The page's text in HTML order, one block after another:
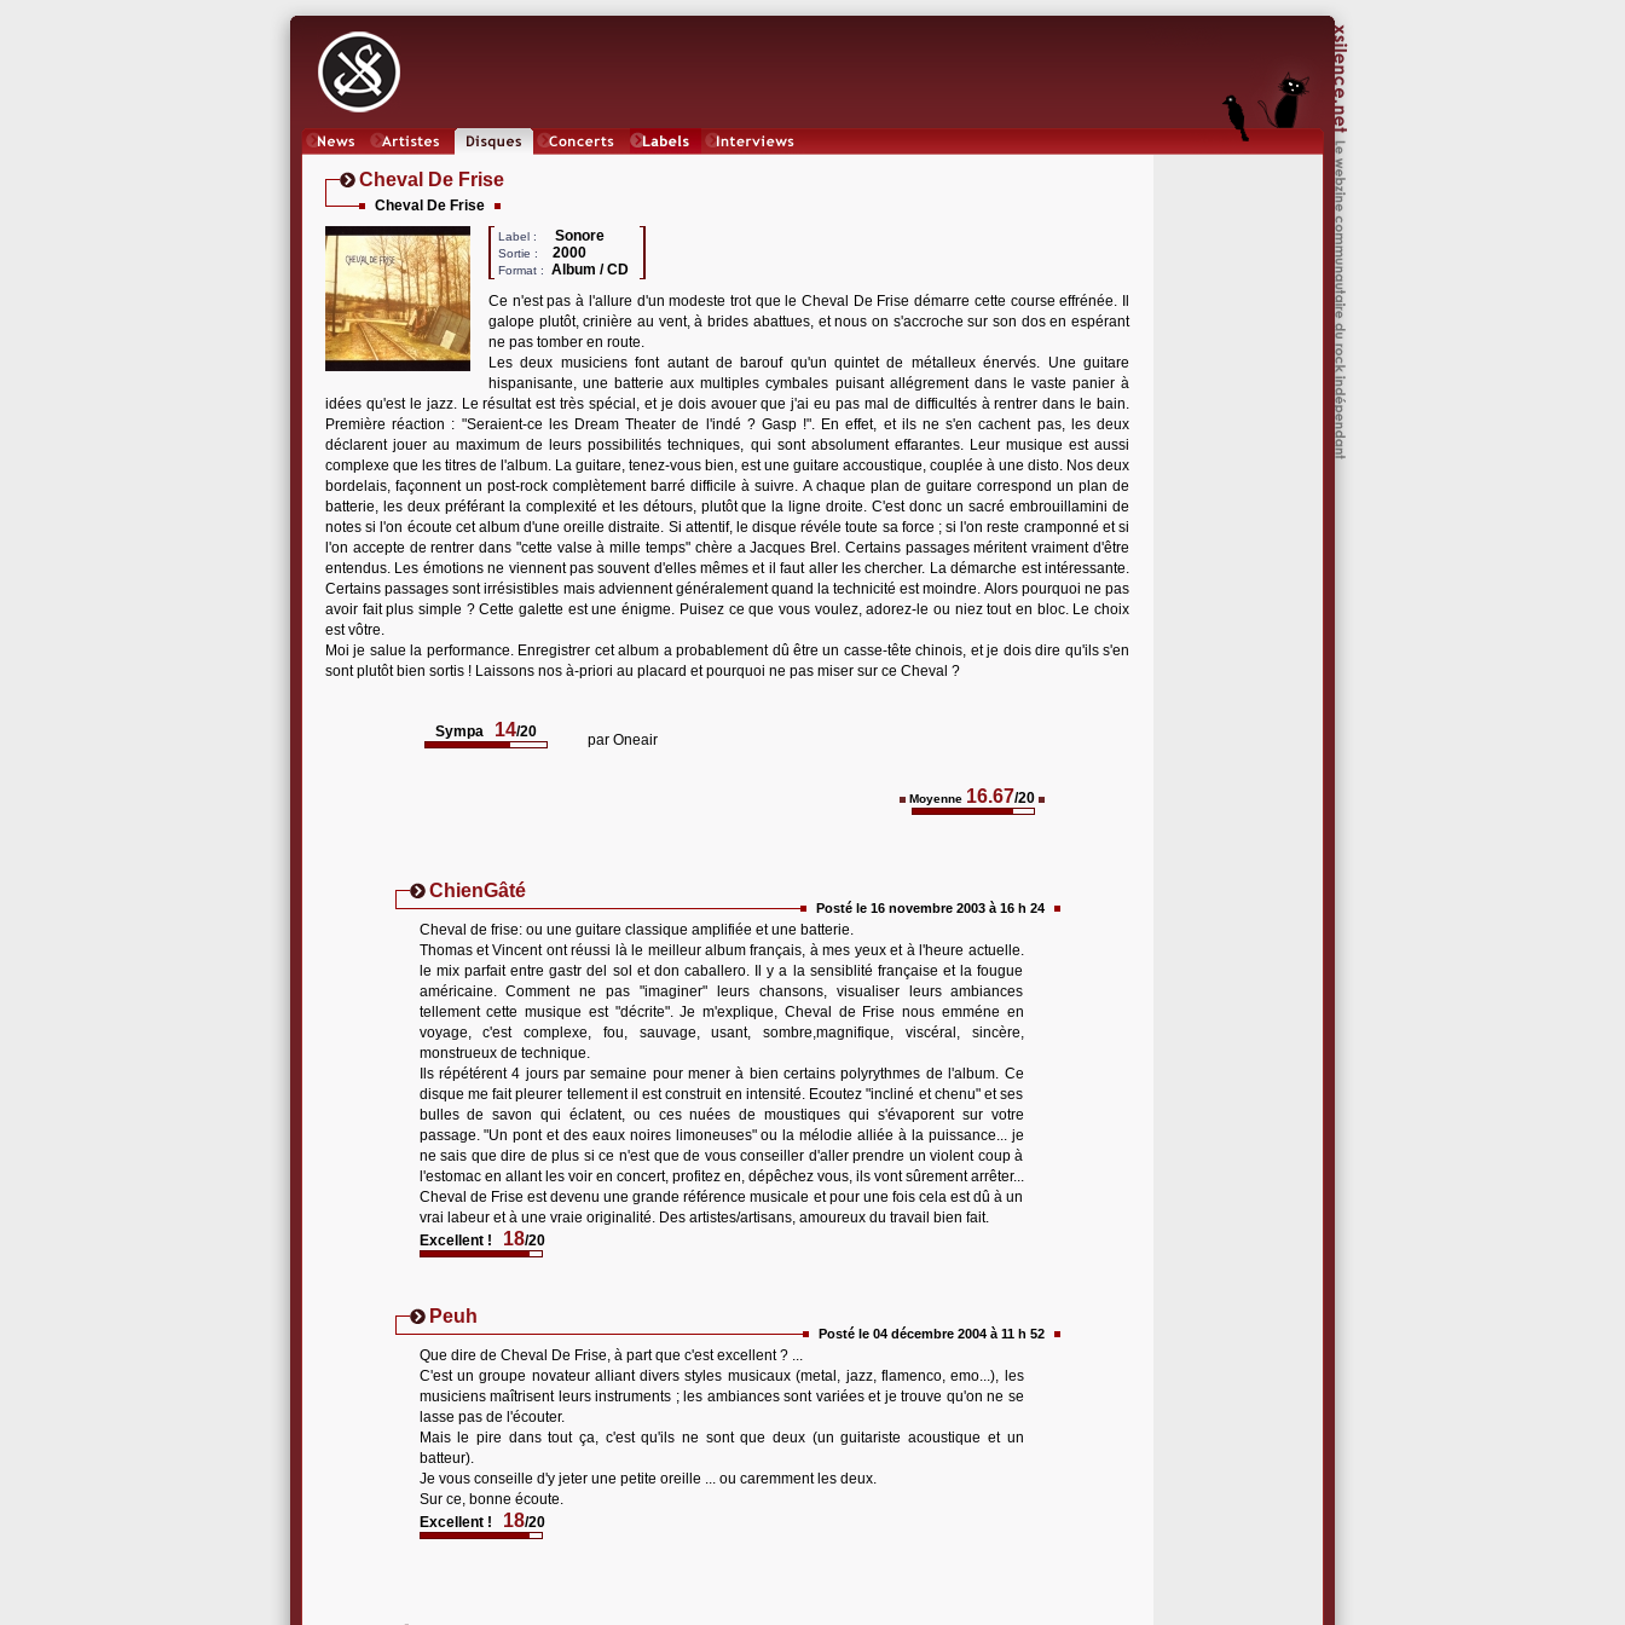
Cheval De Frise
Cheval De Frise
Label : Sonore
Sortie : 2000
Format :
Album / CD
Ce n'est pas à l'allure d'un modeste trot que le Cheval De Frise démarre cette course effrénée. Il
galope plutôt, crinière au vent, à brides abattues, et nous on s'accroche sur son dos en espérant
ne pas tomber en route.
Les deux musiciens font autant de barouf qu'un quintet de métalleux énervés. Une guitare
hispanisante, une batterie aux multiples cymbales puisant allégrement dans le vaste panier à
idées qu'est le jazz. Le résultat est très spécial, et je dois avouer que j'ai eu pas mal de difficultés à rentrer dans le bain.
Première réaction : "Seraient-ce les Dream Theater de l'indé ? Gasp !". En effet, et ils ne s'en cachent pas, les deux
déclarent jouer au maximum de leurs possibilités techniques, qui sont absolument effarantes. Leur musique est aussi
complexe que les titres de l'album. La guitare, tenez-vous bien, est une guitare accoustique, couplée à une disto. Nos deux
bordelais, façonnent un post-rock complètement barré difficile à suivre. A chaque plan de guitare correspond un plan de
batterie, les deux préférant la complexité et les détours, plutôt que la ligne droite. C'est donc un sacré embrouillamini de
notes si l'on écoute cet album d'une oreille distraite. Si attentif, le disque révéle toute sa force ; si l'on reste cramponné et si
l'on accepte de rentrer dans "cette valse à mille temps" chère a Jacques Brel. Certains passages méritent vraiment d'être
entendus. Les émotions ne viennent pas souvent d'elles mêmes et il faut aller les chercher. La démarche est intéressante.
Certains passages sont irrésistibles mais adviennent généralement quand la technicité est moindre. Alors pourquoi ne pas
avoir fait plus simple ? Cette galette est une énigme. Puisez ce que vous voulez, adorez-le ou niez tout en bloc. Le choix
est vôtre.
Moi je salue la performance. Enregistrer cet album a probablement dû être un casse-tête chinois, et je dois dire qu'ils s'en
sont plutôt bien sortis ! Laissons nos à-priori au placard et pourquoi ne pas miser sur ce Cheval ?
Sympa 14/20 par Oneair
Moyenne 16.67/20
ChienGâté
Posté le 16 novembre 2003 à 16 h 24
Cheval de frise: ou une guitare classique amplifiée et une batterie.
Thomas et Vincent ont réussi là le meilleur album français, à mes yeux et à l'heure actuelle.
le mix parfait entre gastr del sol et don caballero. Il y a la sensiblité française et la fougue
américaine. Comment ne pas "imaginer" leurs chansons, visualiser leurs ambiances
tellement cette musique est "décrite". Je m'explique, Cheval de Frise nous emméne en
voyage, c'est complexe, fou, sauvage, usant, sombre,magnifique, viscéral, sincère,
monstrueux de technique.
Ils répétérent 4 jours par semaine pour mener à bien certains polyrythmes de l'album. Ce
disque me fait pleurer tellement il est construit en intensité. Ecoutez "incliné et chenu" et ses
bulles de savon qui éclatent, ou ces nuées de moustiques qui s'évaporent sur votre
passage. "Un pont et des eaux noires limoneuses" ou la mélodie alliée à la puissance... je
ne sais que dire de plus si ce n'est que de vous conseiller d'aller prendre un violent coup à
l'estomac en allant les voir en concert, profitez en, dépêchez vous, ils vont sûrement arrêter...
Cheval de Frise est devenu une grande référence musicale et pour une fois cela est dû à un
vrai labeur et à une vraie originalité. Des artistes/artisans, amoureux du travail bien fait.
Excellent !
18/20
Peuh
Posté le 04 décembre 2004 à 11 h 52
Que dire de Cheval De Frise, à part que c'est excellent ? ...
C'est un groupe novateur alliant divers styles musicaux (metal, jazz, flamenco, emo...), les
musiciens maîtrisent leurs instruments ; les ambiances sont variées et je trouve qu'on ne se
lasse pas de l'écouter.
Mais le pire dans tout ça, c'est qu'ils ne sont que deux (un guitariste acoustique et un
batteur).
Je vous conseille d'y jeter une petite oreille ... ou caremment les deux.
Sur ce, bonne écoute.
Excellent !
18/20